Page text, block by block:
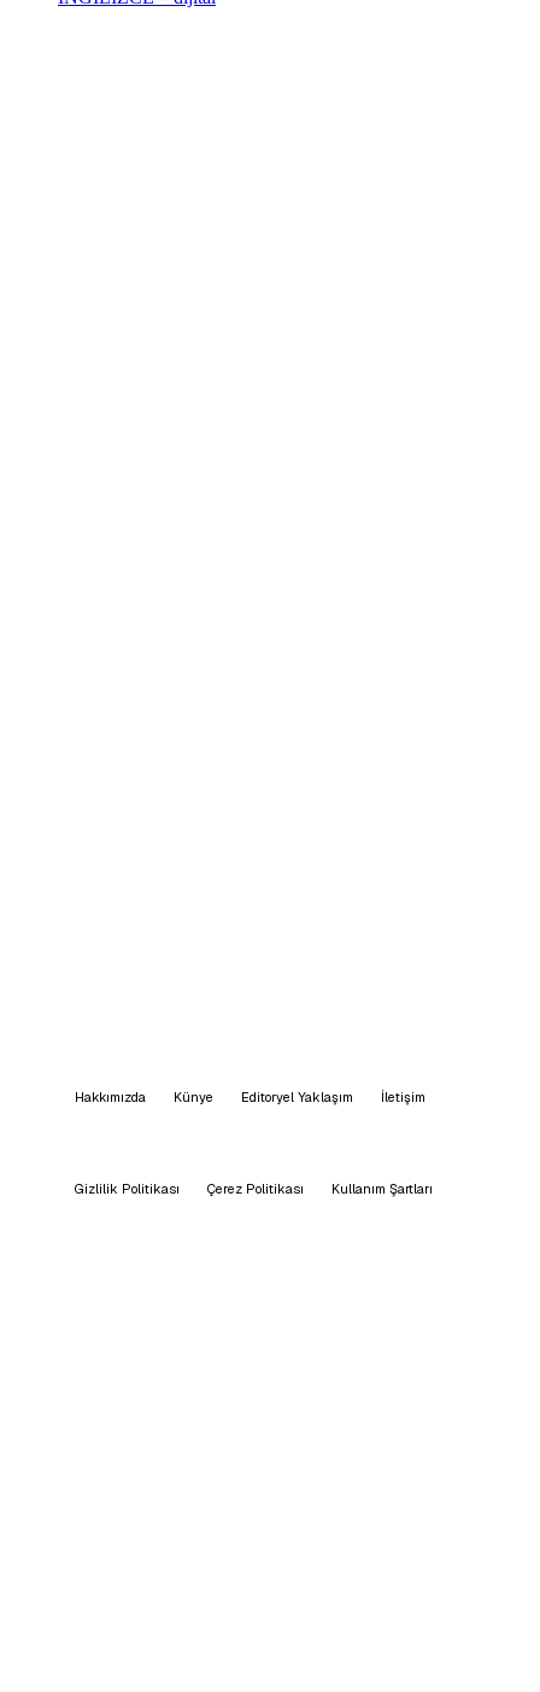
Hakkımızda Künye Editoryel Yaklaşım İletişim
Gizlilik Politikası Çerez Politikası Kullanım Şartları